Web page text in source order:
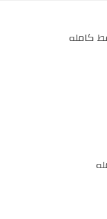
كامله